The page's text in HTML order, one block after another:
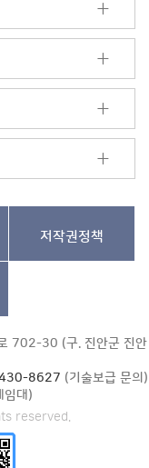
더
기
저작권정책
702-30 (구. 진안군 진안
8627 (기술보급 문의)
임대)
reserved.